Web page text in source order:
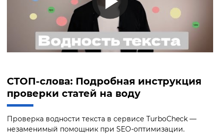
СТОП-слова: Подробная инструкция
проверки статей на воду
Проверка водности текста в сервисе TurboCheck —
незаменимый помощник при SEO-оптимизации.